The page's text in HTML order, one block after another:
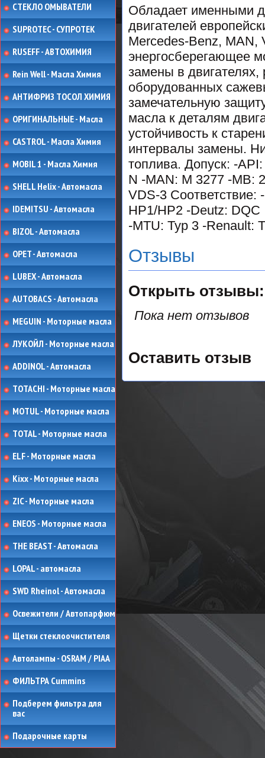
СТЕКЛО ОМЫВАТЕЛИ
SUPROTEC - СУПРОТЕК
RUSEFF - АВТОХИМИЯ
Rein Well - Масла Химия
АНТИФРИЗ ТОСОЛ ХИМИЯ
ОРИГИНАЛЬНЫЕ - Масла
CASTROL - Масла Химия
MOBIL 1 - Масла Химия
SHELL Helix - Автомасла
IDEMITSU - Автомасла
BIZOL - Автомасла
OPET - Автомасла
LUBEX - Автомасла
AUTOBACS - Автомасла
MEGUIN - Моторные масла
ЛУКОЙЛ - Моторные масла
ADDINOL - Автомасла
TOTACHI - Моторные масла
MOTUL - Моторные масла
TOTAL - Моторные масла
ELF - Моторные масла
Kixx - Моторные масла
ZIC - Моторные масла
ENEOS - Моторные масла
THE BEAST - Автомасла
LOPAL - автомасла
SWD Rheinol - Автомасла
Освежители / Автопарфюм
Щетки стеклоочистителя
Автолампы - OSRAM / PIAA
ФИЛЬТРА Cummins
Подберем фильтра для
вас
Подарочные карты
Обладает именными
двигателей
Mercedes-Benz, MAN,
энергосберегающее
замены в
оборудованных
замечательную
масла к деталям
устойчивость к
интервалы замены.
топлива. Допуск: -
N -MAN: M 3277 -MB:
VDS-3 Соответствие:
HP1/HP2 -Deutz:
-MTU: Typ 3 -Renault:
Отзывы
Открыть
Пока нет отзывов
Оставить отзыв